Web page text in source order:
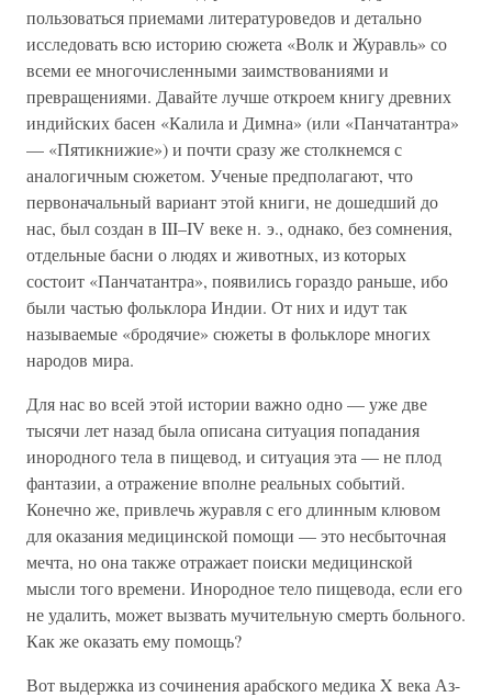
пользоваться приемами литературоведов и детально
исследовать всю историю сюжета «Волк и Журавль» со
всеми ее многочисленными заимствованиями и
превращениями. Давайте лучше откроем книгу древних
индийских басен «Калила и Димна» (или «Панчатантра»
— «Пятикнижие») и почти сразу же столкнемся с
аналогичным сюжетом. Ученые предполагают, что
первоначальный вариант этой книги, не дошедший до
нас, был создан в III–IV веке н. э., однако, без сомнения,
отдельные басни о людях и животных, из которых
состоит «Панчатантра», появились гораздо раньше, ибо
были частью фольклора Индии. От них и идут так
называемые «бродячие» сюжеты в фольклоре многих
народов мира.
Для нас во всей этой истории важно одно — уже две
тысячи лет назад была описана ситуация попадания
инородного тела в пищевод, и ситуация эта — не плод
фантазии, а отражение вполне реальных событий.
Конечно же, привлечь журавля с его длинным клювом
для оказания медицинской помощи — это несбыточная
мечта, но она также отражает поиски медицинской
мысли того времени. Инородное тело пищевода, если его
не удалить, может вызвать мучительную смерть больного.
Как же оказать ему помощь?
Вот выдержка из сочинения арабского медика X века Аз-